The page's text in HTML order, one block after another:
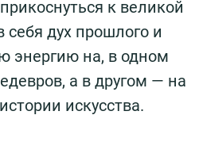
к великой
себя дух прошлого и
энергию на, в одном
а в другом — на
искусства.